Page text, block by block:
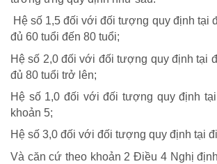
CUỘC SỐNG TƯƠI ĐẸP
Nối trọn yêu thương VTV1
Trái tim có nắng
Hệ số 1,5 đối với đối tượng quy định tại
đủ 60 tuổi đến 80 tuổi;
Hệ số 2,0 đối với đối tượng quy định tại
đủ 80 tuổi trở lên;
Hệ số 1,0 đối với đối tượng quy định
khoản 5;
Hệ số 3,0 đối với đối tượng quy định tại
Và căn cứ theo khoản 2 Điều 4 Nghị